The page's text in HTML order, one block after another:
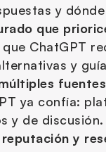
y
que
ChatGPT
y
ya confía:
y de discusión.
y